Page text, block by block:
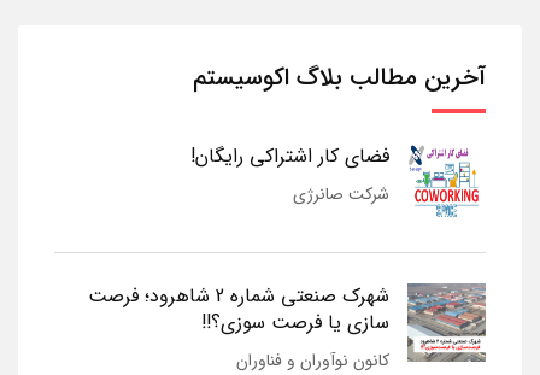
آخرین مطالب بلاگ اکوسیستم
فضای کار اشتراکی رایگان!
شرکت صانرژی
شهرک صنعتی شماره 2 شاهرود؛ فرصت
سازی یا فرصت سوزی؟!!
کانون نوآوران و فناوران